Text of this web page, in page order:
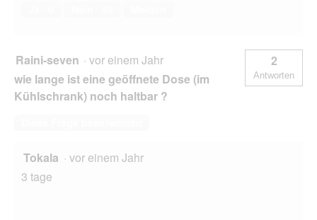
Raini-seven · vor einem Jahr
wie lange ist eine geöffnete Dose (im
Kühlschrank) noch haltbar ?
2
Antworten
Tokala · vor einem Jahr
3 tage